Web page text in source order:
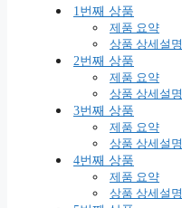
1번째 상품
제품 요약
상품 상세설명
2번째 상품
제품 요약
상품 상세설명
3번째 상품
제품 요약
상품 상세설명
4번째 상품
제품 요약
상품 상세설명